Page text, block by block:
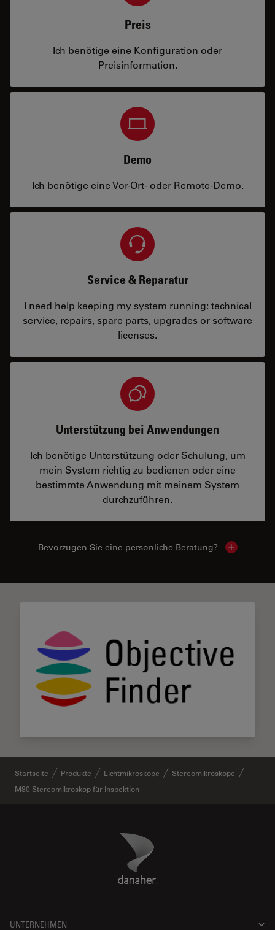
Preis
Ich benötige eine Konfiguration oder
Preisinformation.
Demo
Ich benötige eine Vor-Ort- oder Remote-Demo.
Service & Reparatur
I need help keeping my system running: technical
service, repairs, spare parts, upgrades or software
licenses.
Unterstützung bei Anwendungen
Ich benötige Unterstützung oder Schulung, um
mein System richtig zu bedienen oder eine
bestimmte Anwendung mit meinem System
durchzuführen.
Bevorzugen Sie eine persönliche Beratung? Show
Startseite Produkte Lichtmikroskope
Stereomikroskope
M80 Stereomikroskop für Inspektion
Danaher Logo
UNTERNEHMEN